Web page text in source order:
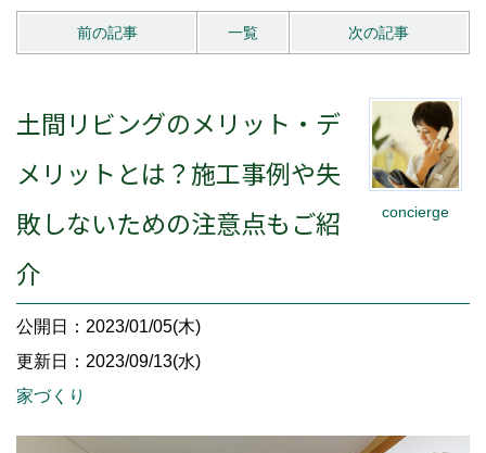
前の記事 一覧 次の記事
concierge
土間リビングのメリット・デ
メリットとは？施工事例や失
敗しないための注意点もご紹
介
公開日：2023/01/05(木)
更新日：2023/09/13(水)
家づくり